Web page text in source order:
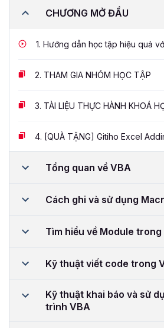
CHƯƠNG MỞ ĐẦU
1. Hướng dẫn học tập hiệu quả
2. THAM GIA NHÓM HỌC TẬP
3. TÀI LIỆU THỰC HÀNH KHOÁ
4. [QUÀ TẶNG] Gitiho Excel
Tổng quan về VBA
Cách ghi và sử dụng
Tìm hiểu về Module trong
Kỹ thuật viết code trong
Kỹ thuật khai báo và sử
trình VBA